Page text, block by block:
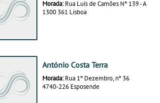
Morada: Rua Luís de Camões Nº 139 -A
1300 361 Lisboa
António Costa Terra
Morada: Rua 1º Dezembro, nº 36
4740-226 Esposende